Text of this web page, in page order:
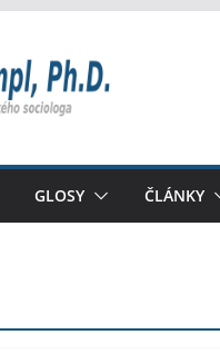
GLOSY ČLÁNKY